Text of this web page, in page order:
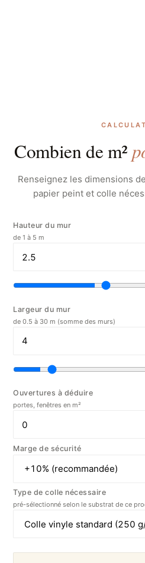
Combien de m²
Renseignez les dimensions
papier peint et colle
Hauteur du mur
de 1 à 5 m
Largeur du mur
de 0.5 à 30 m (somme des murs)
Ouvertures à déduire
portes, fenêtres en m²
Marge de sécurité
Type de colle nécessaire
pré-sélectionné selon le substrat de ce